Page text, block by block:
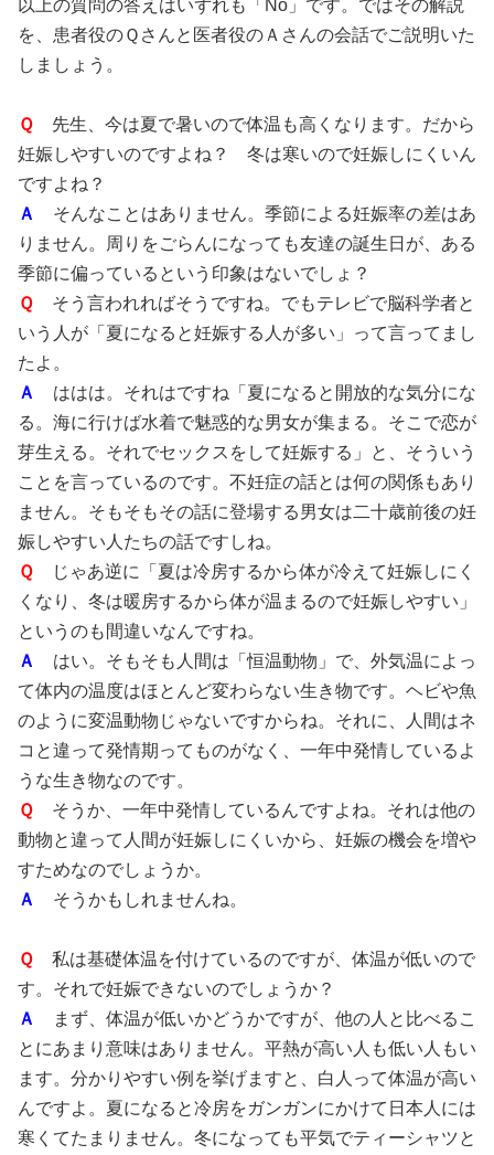
以上の質問の答えはいずれも「No」です。ではその解説
を、患者役のＱさんと医者役のＡさんの会話でご説明いた
しましょう。
Ｑ 先生、今は夏で暑いので体温も高くなります。だから
妊娠しやすいのですよね？ 冬は寒いので妊娠しにくいん
ですよね？
Ａ
そんなことはありません。季節による妊娠率の差はあ
りません。周りをごらんになっても友達の誕生日が、ある
季節に偏っているという印象はないでしょ？
Ｑ そう言われればそうですね。でもテレビで脳科学者と
いう人が「夏になると妊娠する人が多い」って言ってまし
たよ。
Ａ
ははは。それはですね「夏になると開放的な気分にな
る。海に行けば水着で魅惑的な男女が集まる。そこで恋が
芽生える。それでセックスをして妊娠する」と、そういう
ことを言っているのです。不妊症の話とは何の関係もあり
ません。そもそもその話に登場する男女は二十歳前後の妊
娠しやすい人たちの話ですしね。
Ｑ じゃあ逆に「夏は冷房するから体が冷えて妊娠しにく
くなり、冬は暖房するから体が温まるので妊娠しやすい」
というのも間違いなんですね。
Ａ
はい。そもそも人間は「恒温動物」で、外気温によっ
て体内の温度はほとんど変わらない生き物です。ヘビや魚
のように変温動物じゃないですからね。それに、人間はネ
コと違って発情期ってものがなく、一年中発情しているよ
うな生き物なのです。
Ｑ そうか、一年中発情しているんですよね。それは他の
動物と違って人間が妊娠しにくいから、妊娠の機会を増や
すためなのでしょうか。
Ａ
そうかもしれませんね。
Ｑ 私は基礎体温を付けているのですが、体温が低いので
す。それで妊娠できないのでしょうか？
Ａ
まず、体温が低いかどうかですが、他の人と比べるこ
とにあまり意味はありません。平熱が高い人も低い人もい
ます。分かりやすい例を挙げますと、白人って体温が高い
んですよ。夏になると冷房をガンガンにかけて日本人には
寒くてたまりません。冬になっても平気でティーシャツと